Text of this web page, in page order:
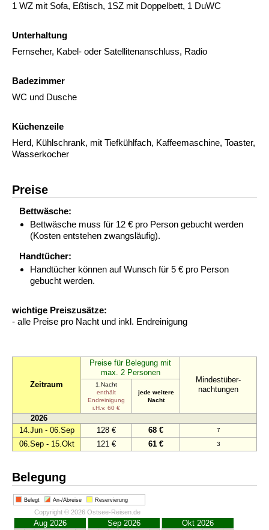
1 WZ mit Sofa, Eßtisch, 1SZ mit Doppelbett, 1 DuWC
Unterhaltung
Fernseher, Kabel- oder Satellitenanschluss, Radio
Badezimmer
WC und Dusche
Küchenzeile
Herd, Kühlschrank, mit Tiefkühlfach, Kaffeemaschine, Toaster,
Wasserkocher
Preise
Bettwäsche:
Bettwäsche muss für 12 € pro Person gebucht werden
(Kosten entstehen zwangsläufig).
Handtücher:
Handtücher können auf Wunsch für 5 € pro Person
gebucht werden.
wichtige Preiszusätze:
- alle Preise pro Nacht und inkl. Endreinigung
Zeitraum
Preise für Belegung mit
max. 2 Personen
Mindestüber-
nachtungen
1.Nacht
enthält
Endreinigung
i.H.v. 60 €
jede weitere
Nacht
2026
14.Jun - 06.Sep
128 € 68 € 7
06.Sep - 15.Okt 121 € 61 € 3
Belegung
Belegt An-/Abreise Reservierung
Copyright © 2026 Ostsee-Reisen.de
Aug 2026 Sep 2026 Okt 2026